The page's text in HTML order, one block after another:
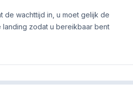
de wachttijd in, u moet gelijk de
zodat u bereikbaar bent